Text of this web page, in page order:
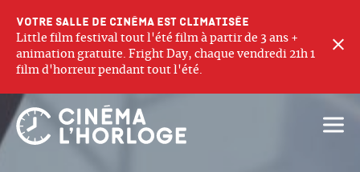
Votre salle de cinéma est climatisée
Little film festival tout l'été film à partir de 3 ans +
animation gratuite. Fright Day, chaque vendredi 21h 1
film d'horreur pendant tout l'été.